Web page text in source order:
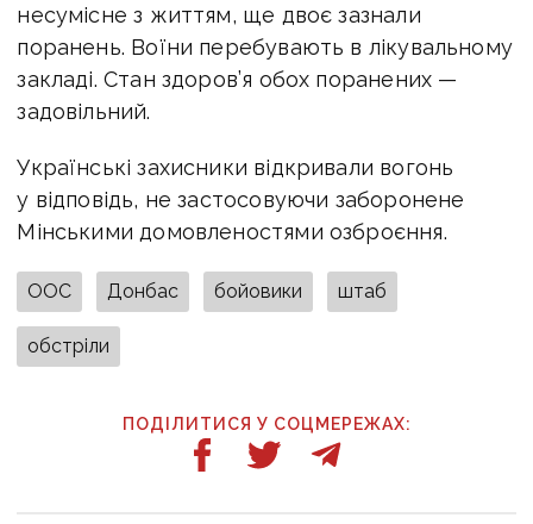
несумісне з життям, ще двоє зазнали
поранень. Воїни перебувають в лікувальному
закладі. Стан здоров’я обох поранених —
задовільний.
Українські захисники відкривали вогонь
у відповідь, не застосовуючи заборонене
Мінськими домовленостями озброєння.
ООС Донбас бойовики штаб
обстріли
ПОДІЛИТИСЯ У СОЦМЕРЕЖАХ: